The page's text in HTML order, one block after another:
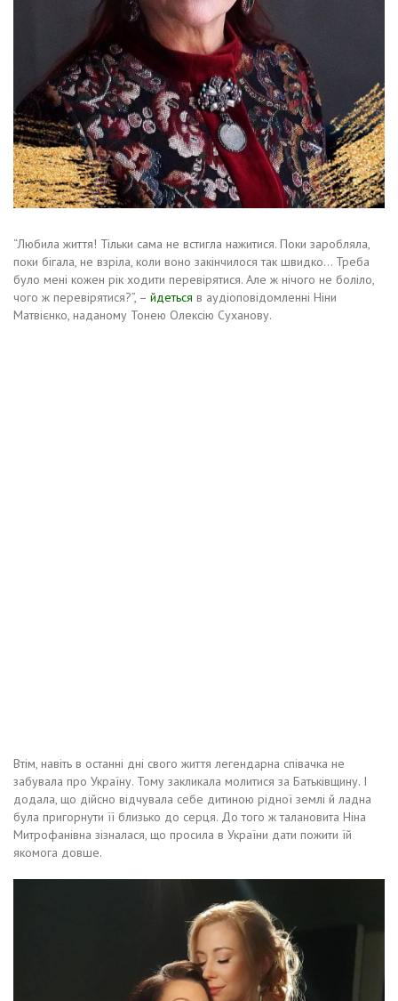
“Любила життя! Тільки сама не встигла нажитися. Поки заробляла,
поки бігала, не взріла, коли воно закінчилося так швидко… Треба
було мені кожен рік ходити перевірятися. Але ж нічого не боліло,
чого ж перевірятися?”, – йдеться в аудіоповідомленні Ніни
Матвієнко, наданому Тонею Олексію Суханову.
Втім, навіть в останні дні свого життя легендарна співачка не
забувала про Україну. Тому закликала молитися за Батьківщину. І
додала, що дійсно відчувала себе дитиною рідної землі й ладна
була пригорнути її близько до серця. До того ж талановита Ніна
Митрофанівна зізналася, що просила в України дати пожити їй
якомога довше.